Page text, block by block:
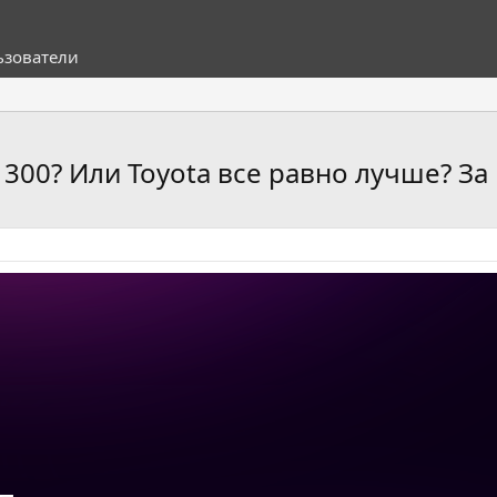
Или Toyota все равно лучше?